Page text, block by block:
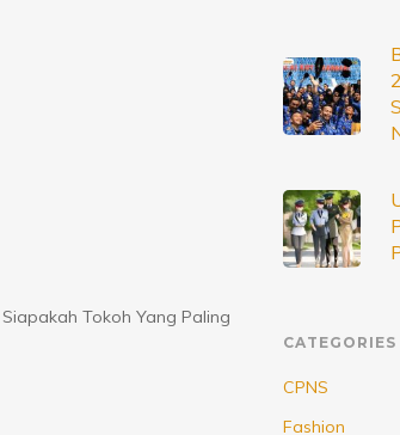
Tokoh Yang Paling
CATEGORIES
CPNS
Fashion